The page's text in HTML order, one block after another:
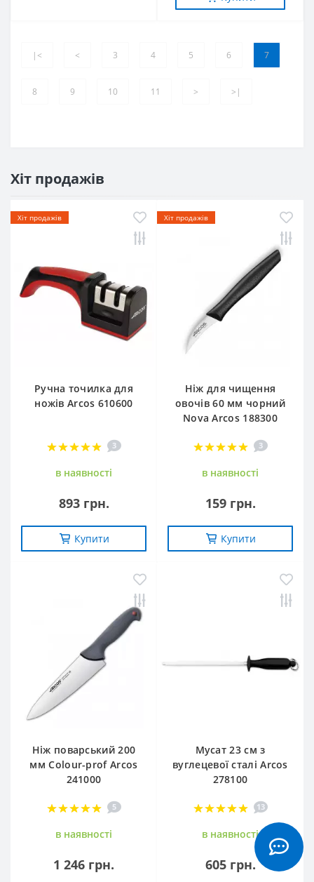
|< < 3 4 5 6 7
8 9 10 11 > >|
Хіт продажів
Хіт продажів
Ручна точилка для
ножів Arcos 610600
3
в наявностi
893 грн.
Купити
Хіт продажів
Ніж для чищення
овочів 60 мм чорний
Nova Arcos 188300
3
в наявностi
159 грн.
Купити
Ніж поварський 200
мм Сolour-prof Arcos
241000
5
в наявностi
1 246 грн.
Мусат 23 см з
вуглецевої сталі Arcos
278100
13
в наявностi
605 грн.